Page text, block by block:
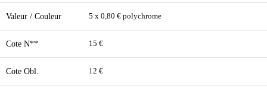
Valeur / Couleur 5 x 0,80 € polychrome
Cote N** 15 €
Cote Obl. 12 €